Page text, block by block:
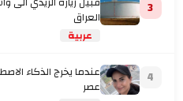
3
العراق
عربية
4
عصر